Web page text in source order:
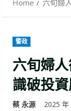
Home 六旬婦
警政
六旬婦
識破投
蔡 永源 2025 年